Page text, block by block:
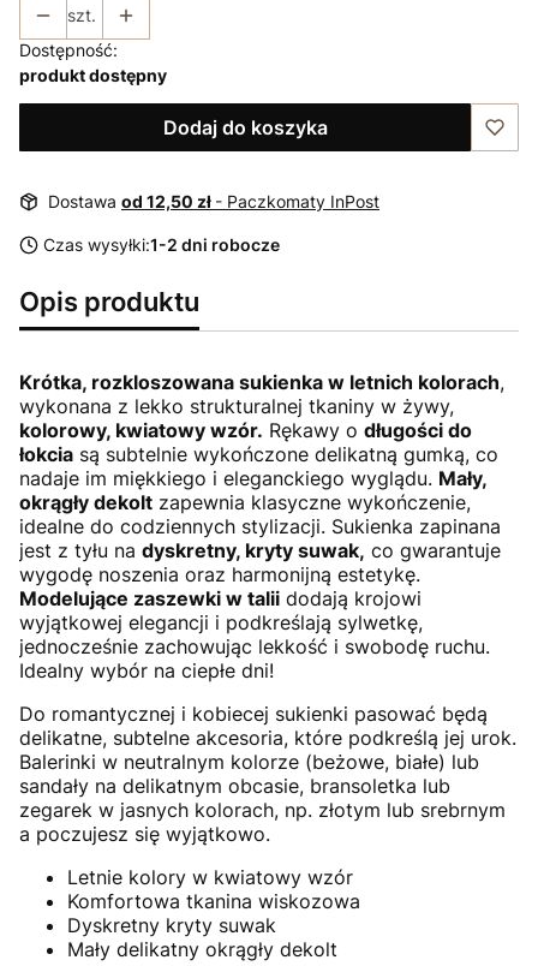
szt.
Dostępność:
produkt dostępny
Dodaj do koszyka
Dostawa od 12,50 zł - Paczkomaty InPost
Czas wysyłki:1-2 dni robocze
Opis produktu
Krótka, rozkloszowana sukienka w letnich kolorach,
wykonana z lekko strukturalnej tkaniny w żywy,
kolorowy, kwiatowy wzór. Rękawy o długości do
łokcia są subtelnie wykończone delikatną gumką, co
nadaje im miękkiego i eleganckiego wyglądu. Mały,
okrągły dekolt zapewnia klasyczne wykończenie,
idealne do codziennych stylizacji. Sukienka zapinana
jest z tyłu na dyskretny, kryty suwak, co gwarantuje
wygodę noszenia oraz harmonijną estetykę.
Modelujące zaszewki w talii dodają krojowi
wyjątkowej elegancji i podkreślają sylwetkę,
jednocześnie zachowując lekkość i swobodę ruchu.
Idealny wybór na ciepłe dni!
Do romantycznej i kobiecej sukienki pasować będą
delikatne, subtelne akcesoria, które podkreślą jej urok.
Balerinki w neutralnym kolorze (beżowe, białe) lub
sandały na delikatnym obcasie, bransoletka lub
zegarek w jasnych kolorach, np. złotym lub srebrnym
a poczujesz się wyjątkowo.
Letnie kolory w kwiatowy wzór
Komfortowa tkanina wiskozowa
Dyskretny kryty suwak
Mały delikatny okrągły dekolt